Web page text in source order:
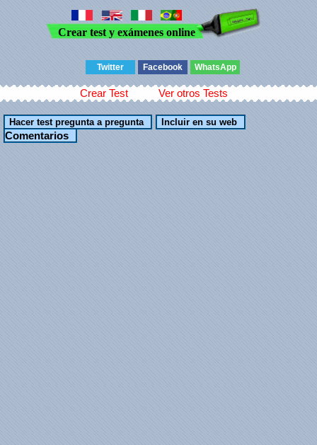
Crear test y exámenes online
Twitter Facebook WhatsApp
Crear Test Ver otros Tests
Comentarios